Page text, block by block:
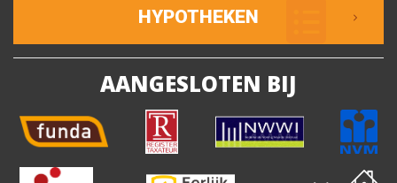
HYPOTHEKEN
AANGESLOTEN BIJ